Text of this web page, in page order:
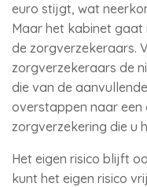
euro stijgt, wat
Maar het kabinet gaat
de zorgverzekeraars.
zorgverzekeraars de
die van de
overstappen naar
zorgverzekering die u
Het eigen risico blijft
kunt het eigen risico